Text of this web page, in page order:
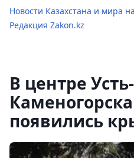
Новости Казахстана и мира
Редакция Zakon.kz
В центре Усть-
появились